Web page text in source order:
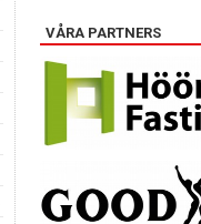
VÅRA PARTNERS